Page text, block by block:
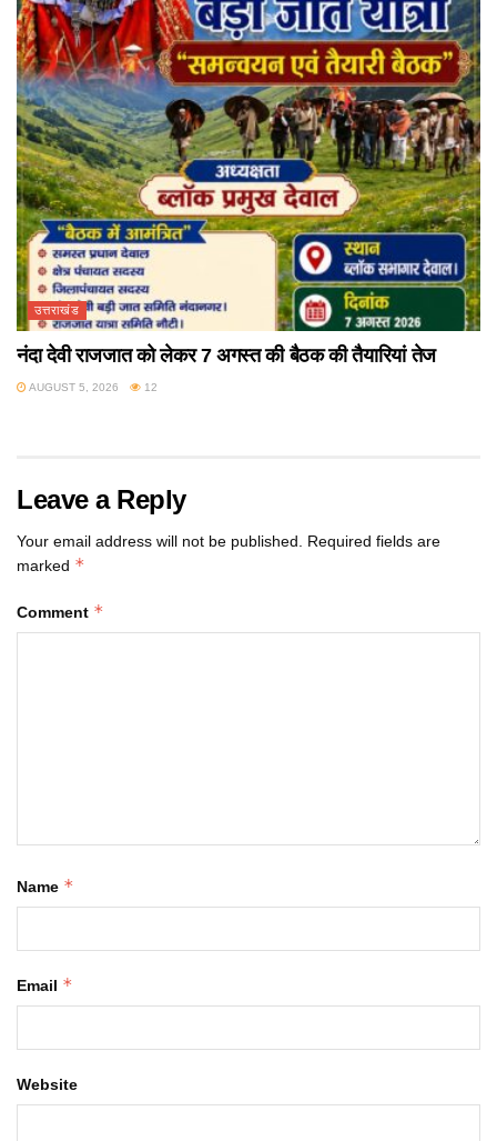
उत्तराखंड
नंदा देवी राजजात को लेकर 7 अगस्त की बैठक की तैयारियां तेज
AUGUST 5, 2026 12
Leave a Reply
Your email address will not be published. Required fields are
marked *
Comment *
Name *
Email *
Website